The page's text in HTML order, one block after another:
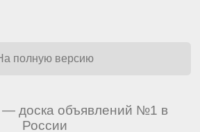
полную версию
— доска объявлений №1 в
России